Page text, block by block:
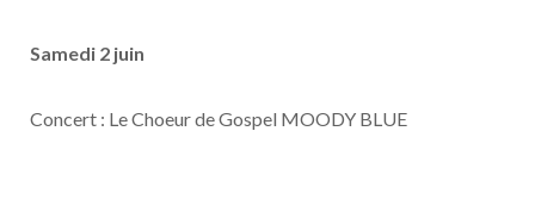
Samedi 2 juin
Concert : Le Choeur de Gospel MOODY BLUE